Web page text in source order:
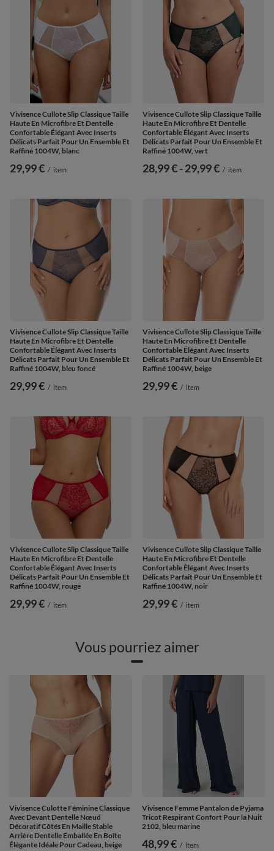
Vivisence Cullote Slip Classique Taille
Haute En Microfibre Et Dentelle
Confortable Élégant Avec Inserts
Délicats Parfait Pour Un Ensemble Et
Raffiné 1004W, blanc
29,99 € / item
Vivisence Cullote Slip Classique Taille
Haute En Microfibre Et Dentelle
Confortable Élégant Avec Inserts
Délicats Parfait Pour Un Ensemble Et
Raffiné 1004W, vert
de
28,99 €-vers le bas
29,99 € / item
Vivisence Cullote Slip Classique Taille
Haute En Microfibre Et Dentelle
Confortable Élégant Avec Inserts
Délicats Parfait Pour Un Ensemble Et
Raffiné 1004W, bleu foncé
29,99 € / item
Vivisence Cullote Slip Classique Taille
Haute En Microfibre Et Dentelle
Confortable Élégant Avec Inserts
Délicats Parfait Pour Un Ensemble Et
Raffiné 1004W, beige
29,99 € / item
Vivisence Cullote Slip Classique Taille
Haute En Microfibre Et Dentelle
Confortable Élégant Avec Inserts
Délicats Parfait Pour Un Ensemble Et
Raffiné 1004W, rouge
29,99 € / item
Vivisence Cullote Slip Classique Taille
Haute En Microfibre Et Dentelle
Confortable Élégant Avec Inserts
Délicats Parfait Pour Un Ensemble Et
Raffiné 1004W, noir
29,99 € / item
Vous pourriez aimer
Vivisence Culotte Féminine Classique
Avec Devant Dentelle Nœud
Décoratif Côtés En Maille Stable
Arrière Dentelle Emballée En Boîte
Élégante Idéale Pour Cadeau, beige
Vivisence Femme Pantalon de Pyjama
Tricot Respirant Confort Pour la Nuit
2102, bleu marine
48,99 € / item